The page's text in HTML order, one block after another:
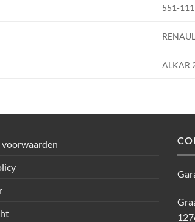
551-
ALKAR
voorwaarden